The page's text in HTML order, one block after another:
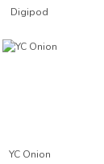
Digipod
YC Onion